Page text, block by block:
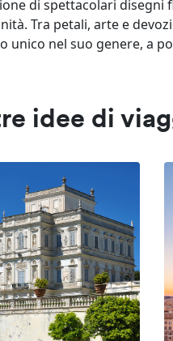
di spettacolari
Tra petali, arte e
unico nel suo genere, a
idee di